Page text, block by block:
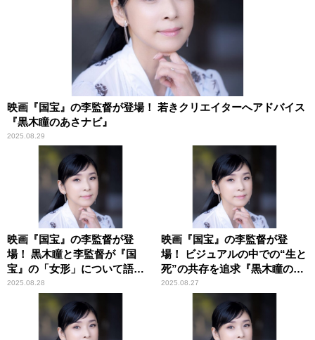
映画『国宝』の李監督が登場！ 若きクリエイターへアドバイス
『黒木瞳のあさナビ』
2025.08.29
映画『国宝』の李監督が登
場！ 黒木瞳と李監督が『国
宝』の「女形」について語り
合う
2025.08.28
映画『国宝』の李監督が登
場！ ビジュアルの中での“生と
死”の共存を追求『黒木瞳のあ
さナビ』
2025.08.27